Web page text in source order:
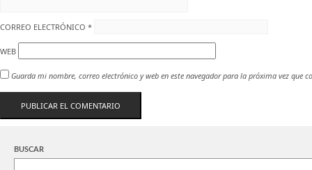
CORREO ELECTRÓNICO *
WEB
Guarda mi nombre, correo electrónico y web en este navegador para la próxima vez que
BUSCAR